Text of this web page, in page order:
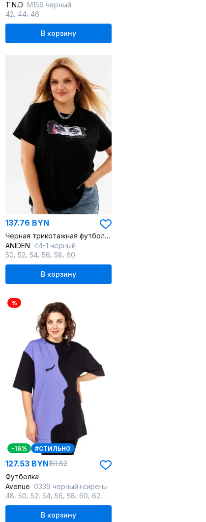
66, 68, 70,
T.N.D М159 черный
42 44 46
В корзину
137.76 BYN
Черная трикотажная футболка с округлым вырезом
ANIDEN 44-1 черный
50 52 54 56 58 60
В корзину
66, 68, 70, 72
%
-16% #СТИЛЬНО
127.53 BYN151.82
Футболка
Avenue 0339 черный+сирень
48 50 52 54 56 58 60 62
В корзину